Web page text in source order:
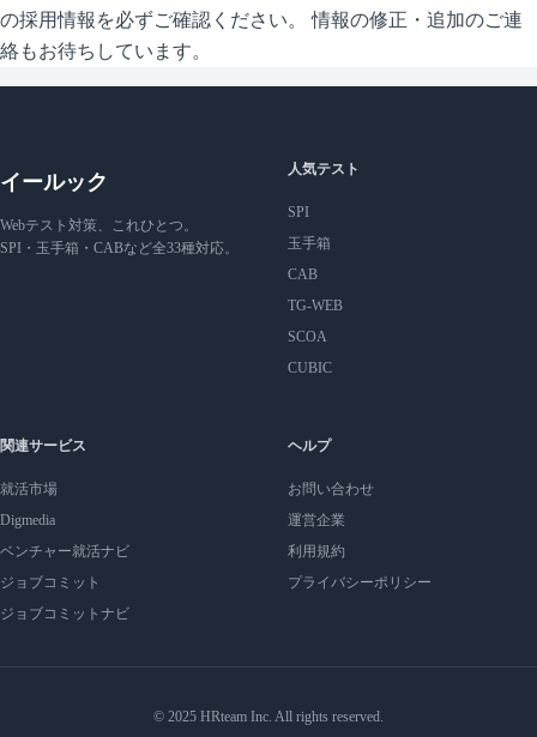
の採用情報を必ずご確認ください。 情報の修正・追加のご連
絡もお待ちしています。
イールック
Webテスト対策、これひとつ。
SPI・玉手箱・CABなど全33種対応。
人気テスト
SPI
玉手箱
CAB
TG-WEB
SCOA
CUBIC
関連サービス
就活市場
Digmedia
ベンチャー就活ナビ
ジョブコミット
ジョブコミットナビ
ヘルプ
お問い合わせ
運営企業
利用規約
プライバシーポリシー
© 2025 HRteam Inc. All rights reserved.